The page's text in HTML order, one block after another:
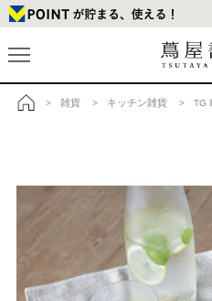
> 雑貨 > キッチン雑貨 > TG 耐熱ウォー